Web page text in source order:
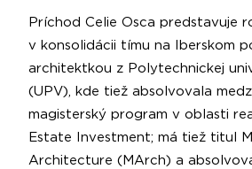
Príchod Celie Osca predstavuje
v konsolidácii tímu na Iberskom
architektkou z Polytechnickej
(UPV), kde tiež absolvovala
magisterský program v oblasti
Estate Investment; má tiež titul
Architecture (MArch) a